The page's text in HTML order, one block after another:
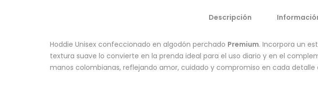
Descripción
Hoddie Unisex confeccionado en algodón perchado Premium. Incorpora un
textura suave lo convierte en la prenda ideal para el uso diario y en el
manos colombianas, reflejando amor, cuidado y compromiso en cada detalle